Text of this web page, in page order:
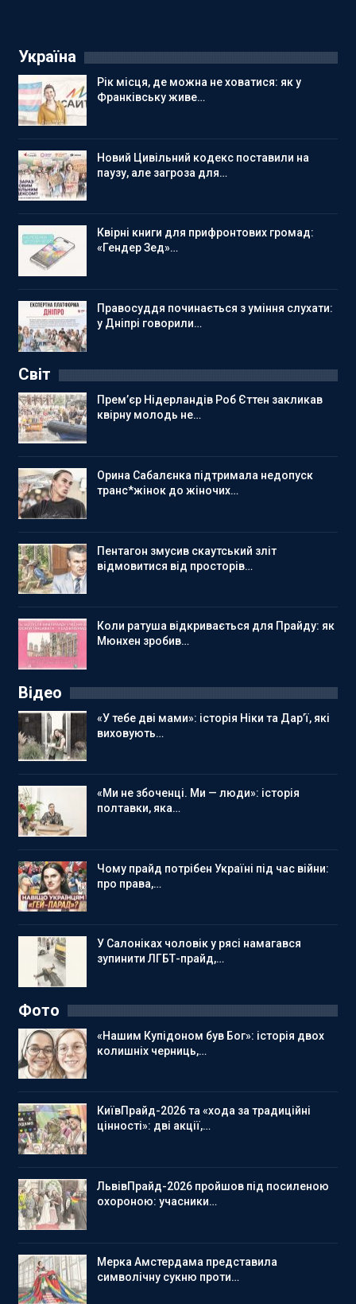
Україна
Рік місця, де можна не ховатися: як у
Франківську живе…
Новий Цивільний кодекс поставили на
паузу, але загроза для…
Квірні книги для прифронтових громад:
«Гендер Зед»…
Правосуддя починається з уміння слухати:
у Дніпрі говорили…
Світ
Прем’єр Нідерландів Роб Єттен закликав
квірну молодь не…
Орина Сабалєнка підтримала недопуск
транс*жінок до жіночих…
Пентагон змусив скаутський зліт
відмовитися від просторів…
Коли ратуша відкривається для Прайду: як
Мюнхен зробив…
Відео
«У тебе дві мами»: історія Ніки та Дар’ї, які
виховують…
«Ми не збоченці. Ми — люди»: історія
полтавки, яка…
Чому прайд потрібен Україні під час війни:
про права,…
У Салоніках чоловік у рясі намагався
зупинити ЛГБТ-прайд,…
Фото
«Нашим Купідоном був Бог»: історія двох
колишніх черниць,…
КиївПрайд-2026 та «хода за традиційні
цінності»: дві акції,…
ЛьвівПрайд-2026 пройшов під посиленою
охороною: учасники…
Мерка Амстердама представила
символічну сукню проти…